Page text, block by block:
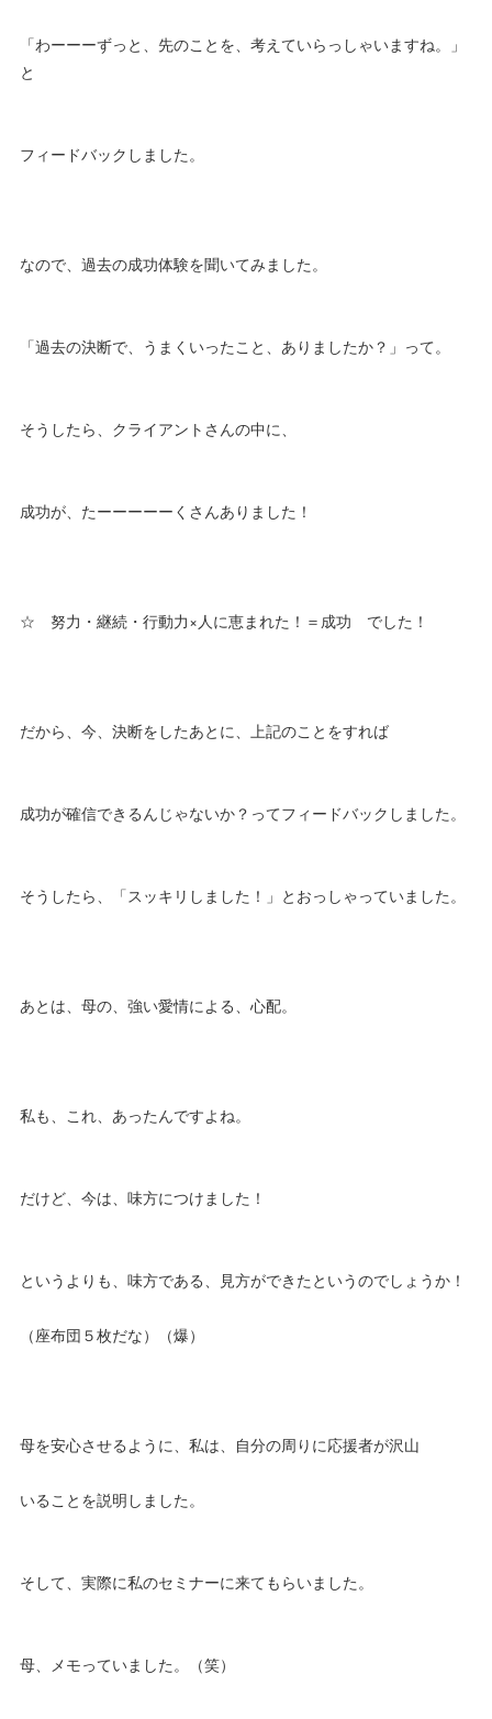
「わーーーずっと、先のことを、考えていらっしゃいますね。」
と
フィードバックしました。
なので、過去の成功体験を聞いてみました。
「過去の決断で、うまくいったこと、ありましたか？」って。
そうしたら、クライアントさんの中に、
成功が、たーーーーーくさんありました！
☆ 努力・継続・行動力×人に恵まれた！＝成功 でした！
だから、今、決断をしたあとに、上記のことをすれば
成功が確信できるんじゃないか？ってフィードバックしました。
そうしたら、「スッキリしました！」とおっしゃっていました。
あとは、母の、強い愛情による、心配。
私も、これ、あったんですよね。
だけど、今は、味方につけました！
というよりも、味方である、見方ができたというのでしょうか！
（座布団５枚だな）（爆）
母を安心させるように、私は、自分の周りに応援者が沢山
いることを説明しました。
そして、実際に私のセミナーに来てもらいました。
母、メモっていました。（笑）